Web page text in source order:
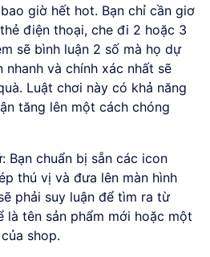
giờ hết hot. Bạn chỉ cần giơ
điện thoại, che đi 2 hoặc 3
sẽ bình luận 2 số mà họ dự
nhanh và chính xác nhất sẽ
Luật chơi này có khả năng
tăng lên một cách chóng
Bạn chuẩn bị sẵn các icon
thú vị và đưa lên màn hình
phải suy luận để tìm ra từ
là tên sản phẩm mới hoặc một
shop.